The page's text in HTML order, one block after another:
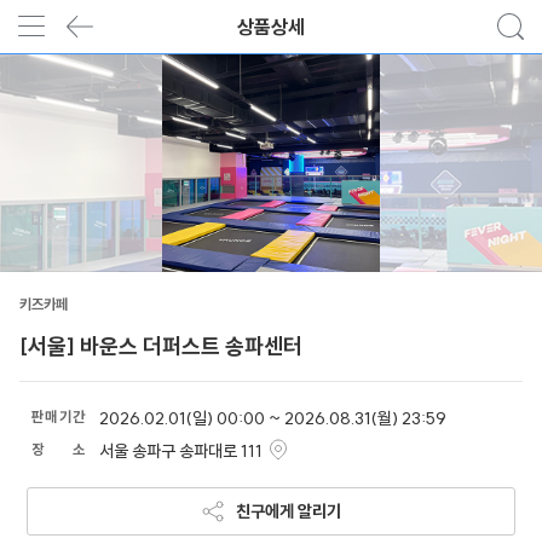
상품상세
키즈카페
[서울] 바운스 더퍼스트 송파센터
판매 기간 2026.02.01(일) 00:00 ~ 2026.08.31(월) 23:59
장 소 서울 송파구 송파대로 111
친구에게 알리기